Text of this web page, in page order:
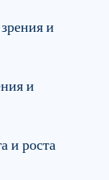
и
и
и роста